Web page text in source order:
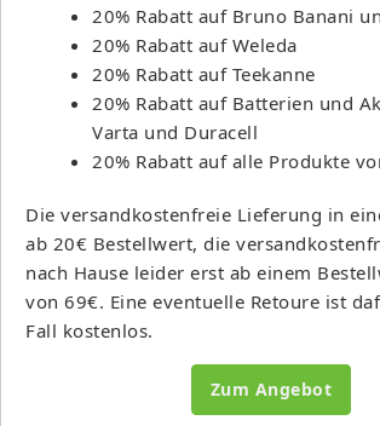
20% Rabatt auf Bruno Banani
20% Rabatt auf Weleda
20% Rabatt auf Teekanne
20% Rabatt auf Batterien und
Varta und Duracell
20% Rabatt auf alle Produkte
Die versandkostenfreie Lieferung in
ab 20€ Bestellwert, die
nach Hause leider erst ab einem
von 69€. Eine eventuelle Retoure ist
Fall kostenlos.
Zum Angebot